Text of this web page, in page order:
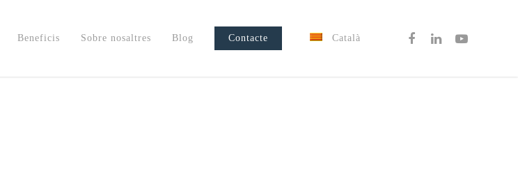
Beneficis Sobre nosaltres Blog Contacte Català